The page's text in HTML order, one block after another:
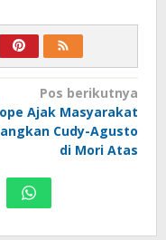
Pos berikutnya
Ajak Masyarakat
Cudy-Agusto
di Mori Atas